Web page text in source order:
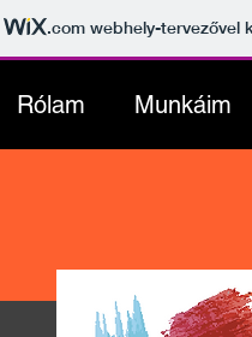
.comwebhely-tervezővel
Rólam Munkáim